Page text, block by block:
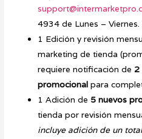
4934 de Lunes –
1 Edición y revisión
marketing de tienda
requiere notificación de 2
promocionalpara
1 Adición de 5 nuevos
tienda por revisión
incluye adición de un